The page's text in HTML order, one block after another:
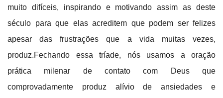
muito difíceis, inspirando e motivando assim as deste
século para que elas acreditem que podem ser felizes
apesar das frustrações que a vida muitas vezes,
produz.Fechando essa tríade, nós usamos a oração
prática milenar de contato com Deus que
comprovadamente produz alívio de ansiedades e